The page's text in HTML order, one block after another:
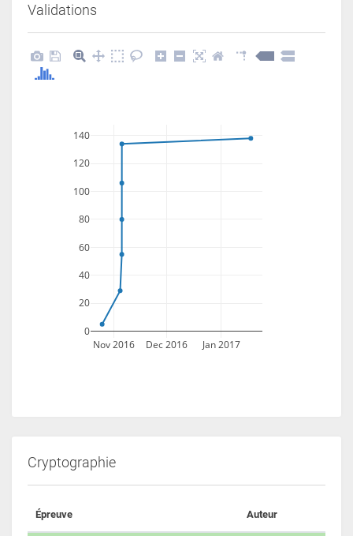
Validations
Nov 2016 Dec 2016 Jan 2017
0
20
40
60
80
100
120
140
Cryptographie
Épreuve Auteur